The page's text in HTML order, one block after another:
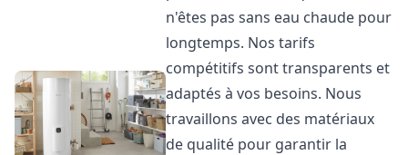
n'êtes pas sans eau chaude pour
longtemps. Nos tarifs
compétitifs sont transparents et
adaptés à vos besoins. Nous
travaillons avec des matériaux
de qualité pour garantir la